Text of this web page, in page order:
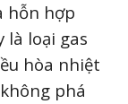
hỗn hợp
là loại gas
hòa nhiệt
phá